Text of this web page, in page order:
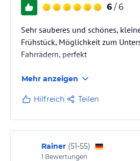
6 / 6
Sehr sauberes und schönes,
Frühstück, Möglichkeit zum
Fahrrädern, perfekt
Mehr anzeigen
Hilfreich Teilen
Rainer (51-55)
1 Bewertungen